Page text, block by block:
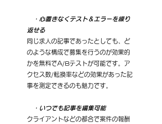
・心置きなくテスト＆エラーを繰り
返せる
同じ求人の記事であったとしても、ど
のような構成で募集を行うのが効果的
かを無料でA/Bテストが可能です。ア
クセス数/転換率などの効果があった記
事を測定できるのも魅力です。
・いつでも記事を編集可能
クライアントなどの都合で案件の報酬